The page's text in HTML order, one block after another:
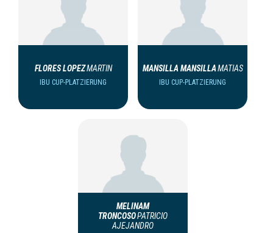
FLORES LOPEZMARTIN
IBU CUP-PLATZIERUNG
MANSILLA MANSILLAMATIAS
IBU CUP-PLATZIERUNG
MELINAM
TRONCOSOPATRICIO
AJEJANDRO